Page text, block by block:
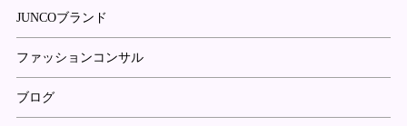
JUNCOブランド
ファッションコンサル
ブログ